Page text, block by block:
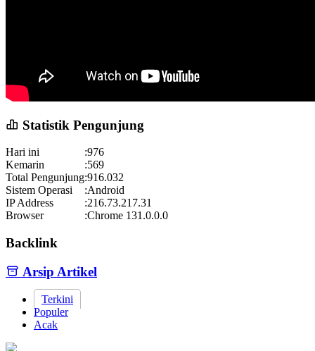
Statistik Pengunjung
Hari ini :976
Kemarin
:569
Total Pengunjung:916.032
Sistem Operasi
:Android
IP Address
:216.73.217.31
Browser
:Chrome 131.0.0.0
Backlink
Arsip Artikel
Terkini
Populer
Acak